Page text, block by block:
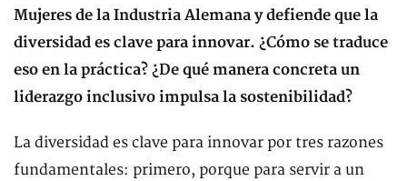
Mujeres de la Industria Alemana y defiende que la
diversidad es clave para innovar. ¿Cómo se traduce
eso en la práctica? ¿De qué manera concreta un
liderazgo inclusivo impulsa la sostenibilidad?
La diversidad es clave para innovar por tres razones
fundamentales: primero, porque para servir a un